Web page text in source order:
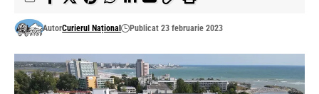
AutorCurierul Național Publicat 23 februarie 2023